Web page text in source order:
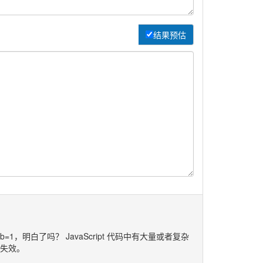
结果预估
，明白了吗？ JavaScript 代码中有大量或者复杂
效。